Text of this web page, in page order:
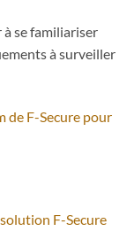
à se familiariser
à surveiller
de F-Secure pour
F-Secure